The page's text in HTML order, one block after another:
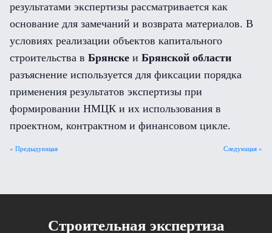
результатами экспертизы рассматривается как
основание для замечаний и возврата материалов. В
условиях реализации объектов капитального
строительства в Брянске и Брянской области
разъяснение используется для фиксации порядка
применения результатов экспертизы при
формировании НМЦК и их использования в
проектном, контрактном и финансовом цикле.
Следующая »
« Предыдующая
Cтроительная экспертиза